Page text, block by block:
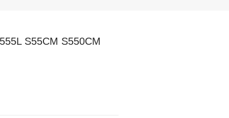
S55CM S550CM